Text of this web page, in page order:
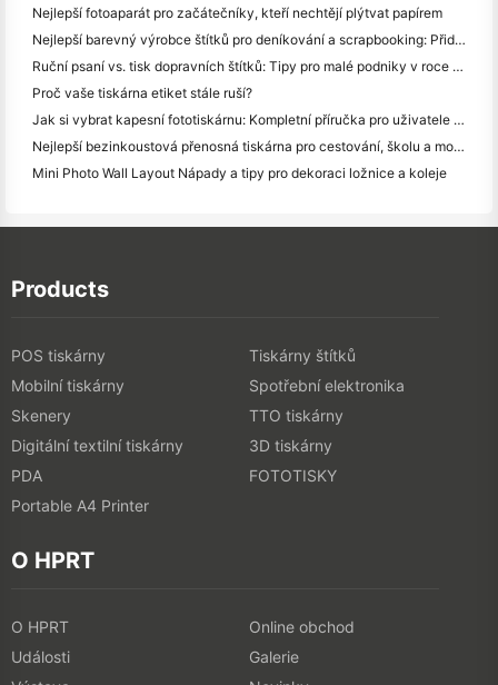
Nejlepší fotoaparát pro začátečníky, kteří nechtějí plýtvat papírem
Nejlepší barevný výrobce štítků pro deníkování a scrapbooking: Přidat více barev na každou stránku
Ruční psaní vs. tisk dopravních štítků: Tipy pro malé podniky v roce 2026
Proč vaše tiskárna etiket stále ruší?
Jak si vybrat kapesní fototiskárnu: Kompletní příručka pro uživatele deníků, cestování a iPhone
Nejlepší bezinkoustová přenosná tiskárna pro cestování, školu a mobilní práci: Hanin MT620 Pro Review
Mini Photo Wall Layout Nápady a tipy pro dekoraci ložnice a koleje
Products
POS tiskárny
Tiskárny štítků
Mobilní tiskárny
Spotřební elektronika
Skenery
TTO tiskárny
Digitální textilní tiskárny
3D tiskárny
PDA
FOTOTISKY
Portable A4 Printer
O HPRT
O HPRT
Online obchod
Události
Galerie